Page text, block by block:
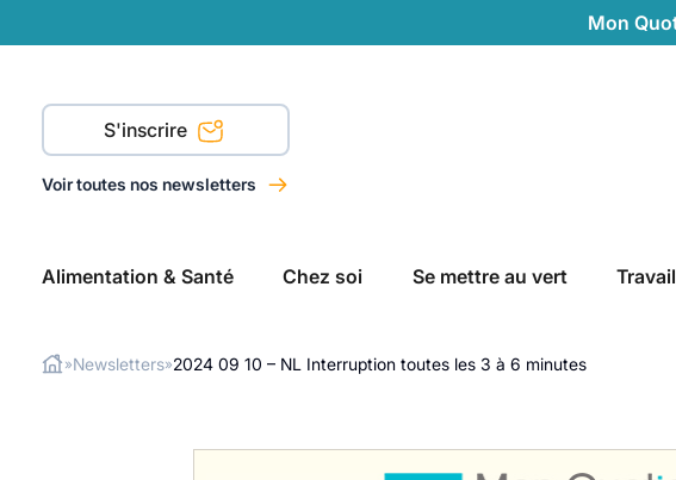
Mon
S'inscrire
Voir toutes nos newsletters
Alimentation & Santé Chez soi Se mettre au vert
»Newsletters»2024 09 10 – NL Interruption toutes les 3 à 6 minutes